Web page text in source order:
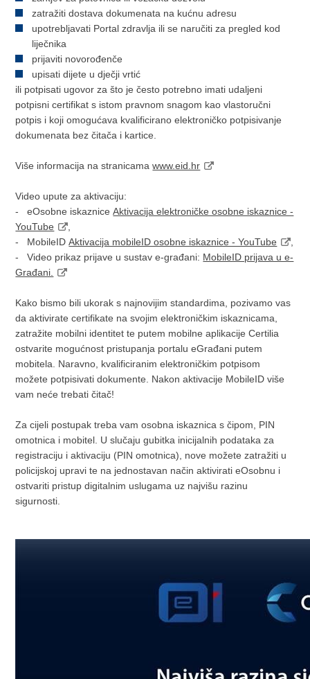
zatražiti dostava dokumenata na kućnu adresu
upotrebljavati Portal zdravlja ili se naručiti za pregled kod
liječnika
prijaviti novorođenče
upisati dijete u dječji vrtić
ili potpisati ugovor za što je često potrebno imati udaljeni
potpisni certifikat s istom pravnom snagom kao vlastoručni
potpis i koji omogućava kvalificirano elektroničko potpisivanje
dokumenata bez čitača i kartice.
Više informacija na stranicamawww.eid.hr
Video upute za aktivaciju:
- eOsobne iskazniceAktivacija elektroničke osobne iskaznice -
YouTube
,
- MobileIDAktivacija mobileID osobne iskaznice - YouTube
,
- Video prikaz prijave u sustav e-građani: MobileID prijava u e-
Građani.
Kako bismo bili ukorak s najnovijim standardima, pozivamo vas
da aktivirate certifikate na svojim elektroničkim iskaznicama,
zatražite mobilni identitet te putem mobilne aplikacije Certilia
ostvarite mogućnost pristupanja portalu eGrađani putem
mobitela. Naravno, kvalificiranim elektroničkim potpisom
možete potpisivati dokumente. Nakon aktivacije MobileID više
vam neće trebati čitač!
Za cijeli postupak treba vam osobna iskaznica s čipom, PIN
omotnica i mobitel. U slučaju gubitka inicijalnih podataka za
registraciju i aktivaciju (PIN omotnica), nove možete zatražiti u
policijskoj upravi te na jednostavan način aktivirati eOsobnu i
ostvariti pristup digitalnim uslugama uz najvišu razinu
sigurnosti.